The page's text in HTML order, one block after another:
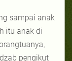
sampai anak
itu anak di
pengikut